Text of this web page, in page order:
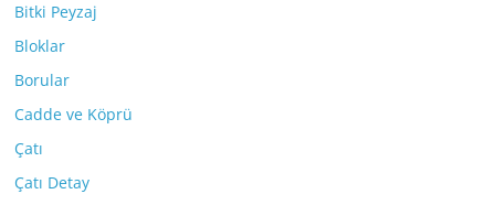
Bitki Peyzaj
Bloklar
Borular
Cadde ve Köprü
Çatı
Çatı Detay